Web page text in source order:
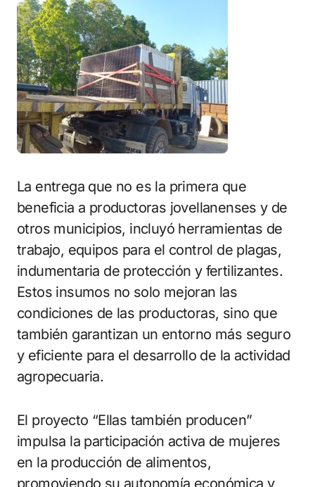
La entrega que no es la primera que
beneficia a productoras jovellanenses y de
otros municipios, incluyó herramientas de
trabajo, equipos para el control de plagas,
indumentaria de protección y fertilizantes.
Estos insumos no solo mejoran las
condiciones de las productoras, sino que
también garantizan un entorno más seguro
y eficiente para el desarrollo de la actividad
agropecuaria.
El proyecto “Ellas también producen”
impulsa la participación activa de mujeres
en la producción de alimentos,
promoviendo su autonomía económica y